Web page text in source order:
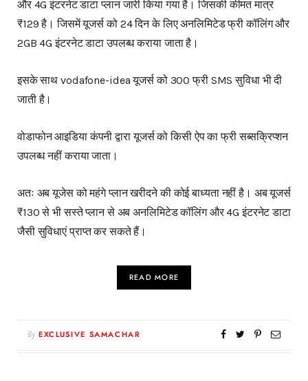
और 4G इंटरनेट डाटा प्लान जारी किया गया है। जिसकी कीमत मात्र
₹129 है। जिसमें यूजर्स को 24 दिन के लिए अनलिमिटेड फ्री कॉलिंग और
2GB 4G इंटरनेट डाटा उपलब्ध कराया जाता है।
इसके साथ vodafone-idea यूजर्स को 300 फ्री SMS सुविधा भी दी
जाती है।
वोडाफोन आइडिया कंपनी द्वारा यूजर्स को किसी ऐप का फ्री सब्सक्रिप्शन
उपलब्ध नहीं कराया जाता।
अतः अब यूजेस को महंगे प्लान खरीदने की कोई बाध्यता नहीं है। अब यूजर्स
₹130 से भी सस्ते प्लान से अब अनलिमिटेड कॉलिंग और 4G इंटरनेट डाटा
जैसी सुविधाएं प्राप्त कर सकते हैं।
READ MORE
By EXCLUSIVE SAMACHAR